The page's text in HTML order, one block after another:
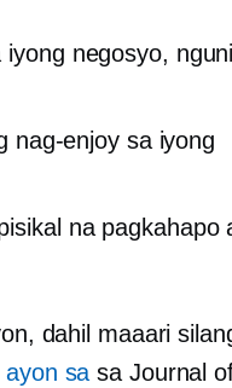
negosyo,
nag-enjoy sa iyong
na pagkahapo
dahil maaari
ayon sa sa Journal